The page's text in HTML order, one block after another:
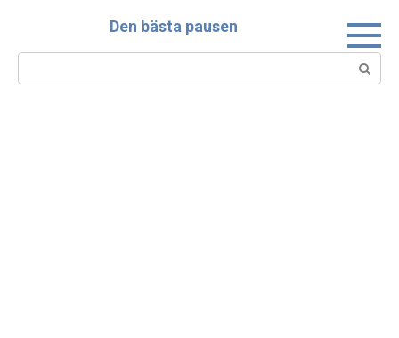
Den bästa pausen
Search: